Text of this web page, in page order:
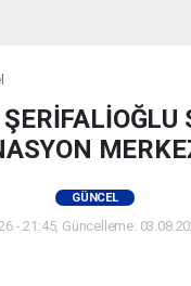
ŞERİFALİOĞLU
GÜNCEL
- 21:45, Güncelleme: